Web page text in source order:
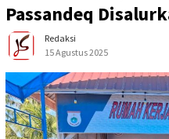
Passandeq
Redaksi
15 Agustus 2025